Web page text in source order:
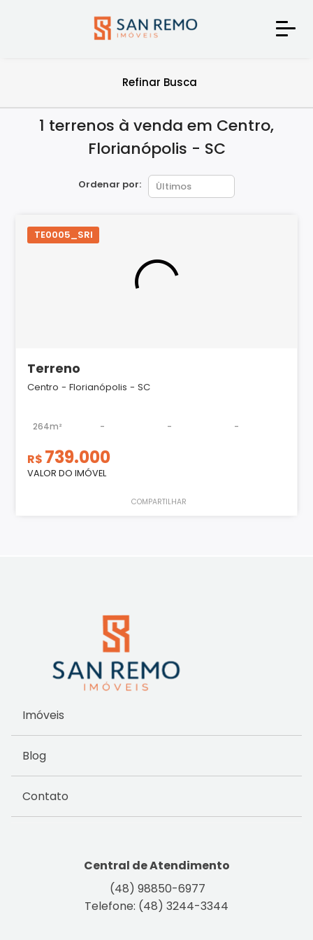
Refinar Busca
1 terrenos à venda em Centro,
Florianópolis - SC
Ordenar por:
TE0005_SRI
Terreno
Centro - Florianópolis - SC
264m² - - -
R$ 739.000
VALOR DO IMÓVEL
COMPARTILHAR
Imóveis
Blog
Contato
Central de Atendimento
(48) 98850-6977
Telefone: (48) 3244-3344